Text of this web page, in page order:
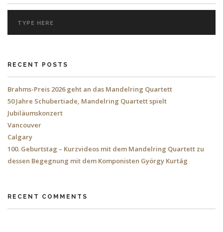
RECENT POSTS
Brahms-Preis 2026 geht an das Mandelring Quartett
50 Jahre Schubertiade, Mandelring Quartett spielt
Jubiläumskonzert
Vancouver
Calgary
100. Geburtstag – Kurzvideos mit dem Mandelring Quartett zu
dessen Begegnung mit dem Komponisten György Kurtág
RECENT COMMENTS